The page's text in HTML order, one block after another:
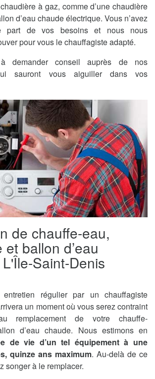
à gaz, comme d’une chaudière
d’eau chaude électrique. Vous n’avez
part de vos besoins et nous nous
pour vous le chauffagiste adapté.
demander conseil auprès de nos
sauront vous aiguiller dans vos
de chauffe-eau,
ballon d’eau
Saint-Denis
régulier par un chauffagiste
un moment où vous serez contraint
remplacement de votre chauffe-
d’eau chaude. Nous estimons en
de vie d’un tel équipement à une
quinze ans maximum. Au-delà de ce
songer à le remplacer.